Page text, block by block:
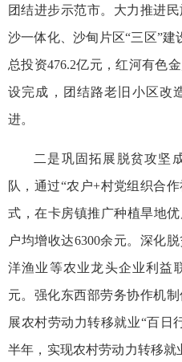
团结进步示范市。大力推进
沙一体化、沙甸片区“三区”建
总投资476.2亿元，红河有色
设完成，团结路老旧小区改
进。
二是巩固拓展脱贫攻坚
队，通过“农户+村党组织合
式，在卡房镇推广种植旱地
户均增收达6300余元。深化
洋渔业等农业龙头企业利益
元。强化东西部劳务协作机
展农村劳动力转移就业“百日
半年，实现农村劳动力转移就